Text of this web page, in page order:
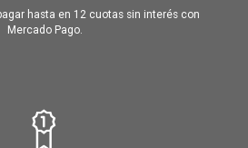
hasta en 12 cuotas sin interés con
Mercado Pago.